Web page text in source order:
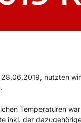
nutzten
Temperaturen
inkl. der